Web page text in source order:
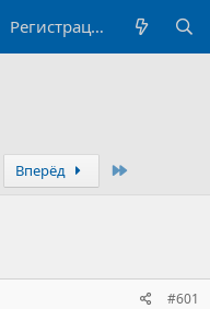
Регистрация
Вперёд
#601